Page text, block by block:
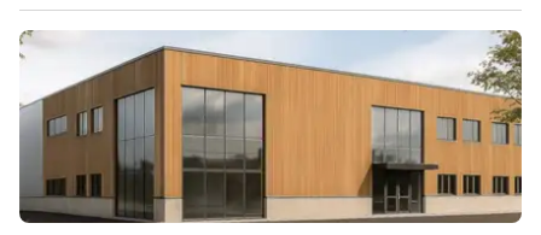
Produktionslokal